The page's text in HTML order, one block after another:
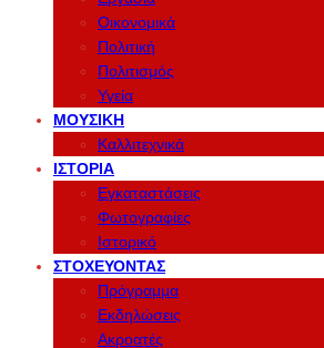
Οικονομικά
Πολιτική
Πολιτισμός
Υγεία
ΜΟΥΣΙΚΉ
Καλλιτεχνικά
ΙΣΤΟΡΊΑ
Εγκαταστάσεις
Φωτογραφίες
Ιστορικό
ΣΤΟΧΕΎΟΝΤΑΣ
Πρόγραμμα
Εκδηλώσεις
Ακροατές